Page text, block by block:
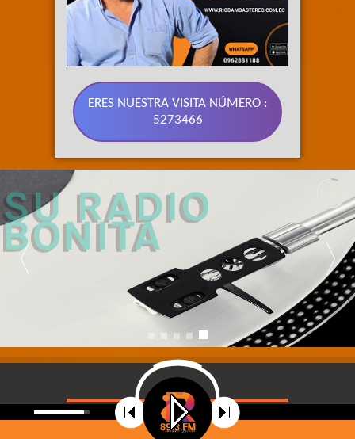
ERES NUESTRA VISITA NÚMERO :
5273466
89.3 FM
SU RADIO
BONITA